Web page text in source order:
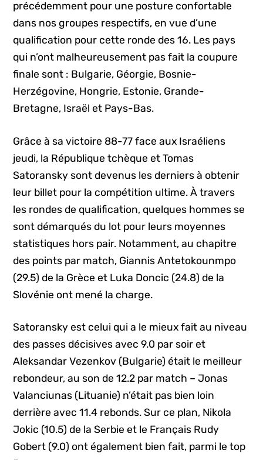
précédemment pour une posture confortable
dans nos groupes respectifs, en vue d’une
qualification pour cette ronde des 16. Les pays
qui n’ont malheureusement pas fait la coupure
finale sont : Bulgarie, Géorgie, Bosnie-
Herzégovine, Hongrie, Estonie, Grande-
Bretagne, Israël et Pays-Bas.
Grâce à sa victoire 88-77 face aux Israéliens
jeudi, la République tchèque et Tomas
Satoransky sont devenus les derniers à obtenir
leur billet pour la compétition ultime. À travers
les rondes de qualification, quelques hommes se
sont démarqués du lot pour leurs moyennes
statistiques hors pair. Notamment, au chapitre
des points par match, Giannis Antetokounmpo
(29.5) de la Grèce et Luka Doncic (24.8) de la
Slovénie ont mené la charge.
Satoransky est celui qui a le mieux fait au niveau
des passes décisives avec 9.0 par soir et
Aleksandar Vezenkov (Bulgarie) était le meilleur
rebondeur, au son de 12.2 par match – Jonas
Valanciunas (Lituanie) n’était pas bien loin
derrière avec 11.4 rebonds. Sur ce plan, Nikola
Jokic (10.5) de la Serbie et le Français Rudy
Gobert (9.0) ont également bien fait, parmi le top